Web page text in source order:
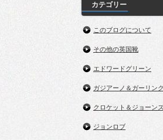
カテゴリー
このブログについて
その他の英国靴
エドワードグリーン
ガジアーノ＆ガーリン
クロケット＆ジョーン
ジョンロブ